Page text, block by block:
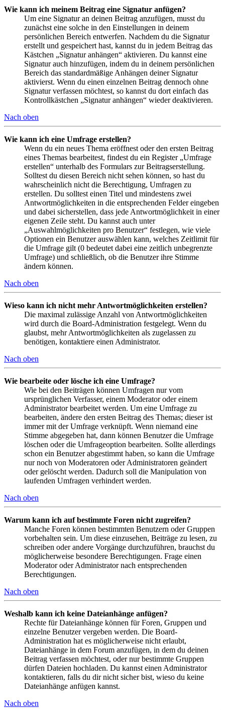
Wie kann ich meinem Beitrag eine Signatur anfügen?
Um eine Signatur an deinen Beitrag anzufügen, musst du
zunächst eine solche in den Einstellungen in deinem
persönlichen Bereich entwerfen. Nachdem du die Signatur
erstellt und gespeichert hast, kannst du in jedem Beitrag das
Kästchen „Signatur anhängen“ aktivieren. Du kannst eine
Signatur auch hinzufügen, indem du in deinem persönlichen
Bereich das standardmäßige Anhängen deiner Signatur
aktivierst. Wenn du einen einzelnen Beitrag dennoch ohne
Signatur verfassen möchtest, so kannst du dort einfach das
Kontrollkästchen „Signatur anhängen“ wieder deaktivieren.
Nach oben
Wie kann ich eine Umfrage erstellen?
Wenn du ein neues Thema eröffnest oder den ersten Beitrag
eines Themas bearbeitest, findest du ein Register „Umfrage
erstellen“ unterhalb des Formulars zur Beitragserstellung.
Solltest du diesen Bereich nicht sehen können, so hast du
wahrscheinlich nicht die Berechtigung, Umfragen zu
erstellen. Du solltest einen Titel und mindestens zwei
Antwortmöglichkeiten in die entsprechenden Felder eingeben
und dabei sicherstellen, dass jede Antwortmöglichkeit in einer
eigenen Zeile steht. Du kannst auch unter
„Auswahlmöglichkeiten pro Benutzer“ festlegen, wie viele
Optionen ein Benutzer auswählen kann, welches Zeitlimit für
die Umfrage gilt (0 bedeutet dabei eine zeitlich unbegrenzte
Umfrage) und schließlich, ob die Benutzer ihre Stimme
ändern können.
Nach oben
Wieso kann ich nicht mehr Antwortmöglichkeiten erstellen?
Die maximal zulässige Anzahl von Antwortmöglichkeiten
wird durch die Board-Administration festgelegt. Wenn du
glaubst, mehr Antwortmöglichkeiten als zugelassen zu
benötigen, kontaktiere einen Administrator.
Nach oben
Wie bearbeite oder lösche ich eine Umfrage?
Wie bei den Beiträgen können Umfragen nur vom
ursprünglichen Verfasser, einem Moderator oder einem
Administrator bearbeitet werden. Um eine Umfrage zu
bearbeiten, ändere den ersten Beitrag des Themas; dieser ist
immer mit der Umfrage verknüpft. Wenn niemand eine
Stimme abgegeben hat, dann können Benutzer die Umfrage
löschen oder die Umfrageoption bearbeiten. Sollte allerdings
schon ein Benutzer abgestimmt haben, so kann die Umfrage
nur noch von Moderatoren oder Administratoren geändert
oder gelöscht werden. Dadurch soll die Manipulation von
laufenden Umfragen verhindert werden.
Nach oben
Warum kann ich auf bestimmte Foren nicht zugreifen?
Manche Foren können bestimmten Benutzern oder Gruppen
vorbehalten sein. Um diese einzusehen, Beiträge zu lesen, zu
schreiben oder andere Vorgänge durchzuführen, brauchst du
möglicherweise besondere Berechtigungen. Frage einen
Moderator oder Administrator nach entsprechenden
Berechtigungen.
Nach oben
Weshalb kann ich keine Dateianhänge anfügen?
Rechte für Dateianhänge können für Foren, Gruppen und
einzelne Benutzer vergeben werden. Die Board-
Administration hat es möglicherweise nicht erlaubt,
Dateianhänge in dem Forum anzufügen, in dem du deinen
Beitrag verfassen möchtest, oder nur bestimmte Gruppen
dürfen Dateien hochladen. Du kannst einen Administrator
kontaktieren, falls du dir nicht sicher bist, wieso du keine
Dateianhänge anfügen kannst.
Nach oben